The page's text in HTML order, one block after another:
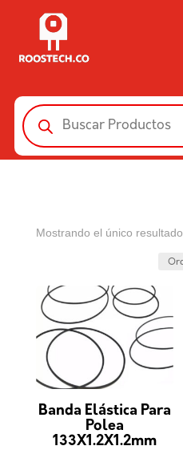
Búsqueda
de
productos
Mostrando el único resultado
Banda Elástica Para
Polea
133X1.2X1.2mm